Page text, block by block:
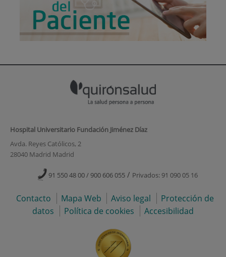
Hospital Universitario Fundación Jiménez Díaz
Avda. Reyes Católicos, 2
28040 Madrid Madrid
91 550 48 00 / 900 606 055 / Privados: 91 090 05 16
Contacto Mapa Web Aviso legal
Protección de
datos
Política de cookies Accesibilidad